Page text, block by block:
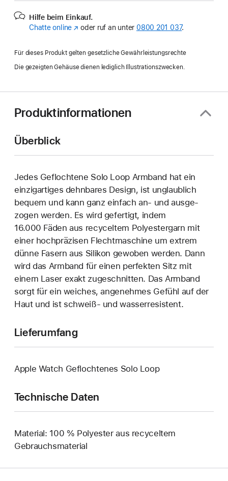
Hilfe beim Einkauf.
Chatte online (Öffnet
Fenster)
oder ruf an unter 0800 201 037.
Für dieses Produkt gelten gesetzliche Gewährleistungsrechte
Die gezeigten Gehäuse dienen lediglich Illustrationszwecken.
Produktinformationen
Überblick
Jedes Geflochtene Solo Loop Armband hat ein
einzig­artiges dehn­bares Design, ist unglaublich
bequem und kann ganz einfach an‑ und ausge­
zogen werden. Es wird gefertigt, indem
16.000 Fäden aus recyceltem Polyester­garn mit
einer hoch­präzisen Flecht­maschine um extrem
dünne Fasern aus Silikon gewoben werden. Dann
wird das Armband für einen perfekten Sitz mit
einem Laser exakt zuge­schnitten. Das Armband
sorgt für ein weiches, angenehmes Gefühl auf der
Haut und ist schweiß- und wasser­resistent.
Lieferumfang
Apple Watch Geflochtenes Solo Loop
Technische Daten
Material: 100 % Polyester aus recyceltem
Gebrauchsmaterial